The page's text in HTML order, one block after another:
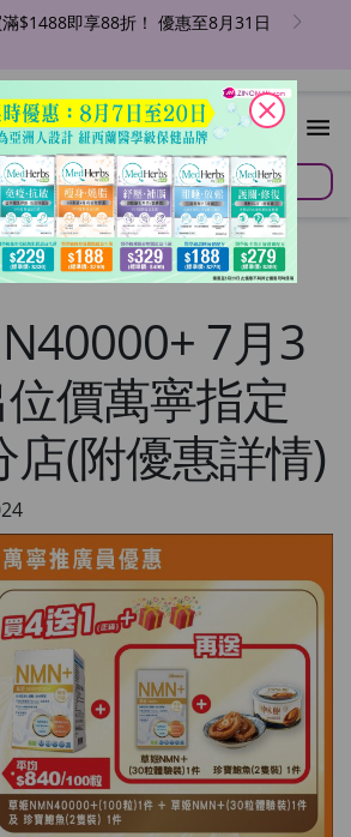
$1488即享88折！ 優惠至8月31日
/Articles
7月3
位價萬寧指定
店(附優惠詳情)
close